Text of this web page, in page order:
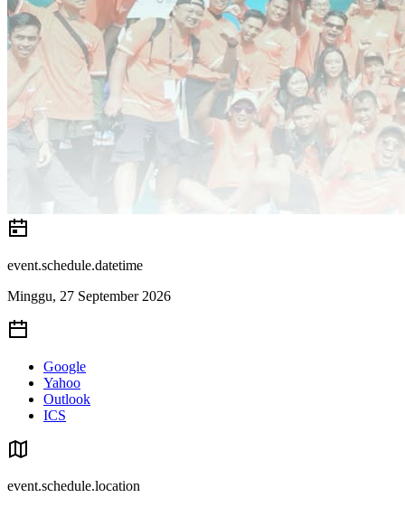
event.schedule.datetime
Minggu, 27 September 2026
Google
Yahoo
Outlook
ICS
event.schedule.location